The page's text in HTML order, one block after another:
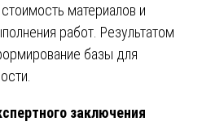
материалов и
работ. Результатом
базы для
заключения